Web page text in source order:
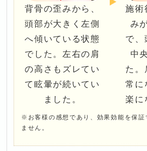
背骨の歪みから、
頭部が大きく左側
へ傾いている状態
でした。左右の肩
の高さもズレてい
て眩暈が続いてい
ました。
施術
み
で、
中
た。
常に
楽に
※お客様の感想であり、効果効能を保証
ません。